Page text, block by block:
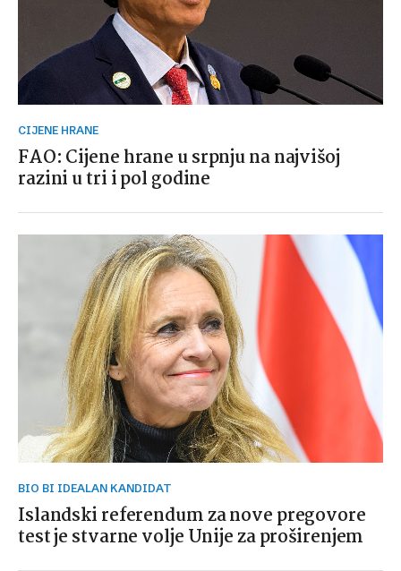
CIJENE HRANE
FAO: Cijene hrane u srpnju na najvišoj
razini u tri i pol godine
BIO BI IDEALAN KANDIDAT
Islandski referendum za nove pregovore
test je stvarne volje Unije za proširenjem